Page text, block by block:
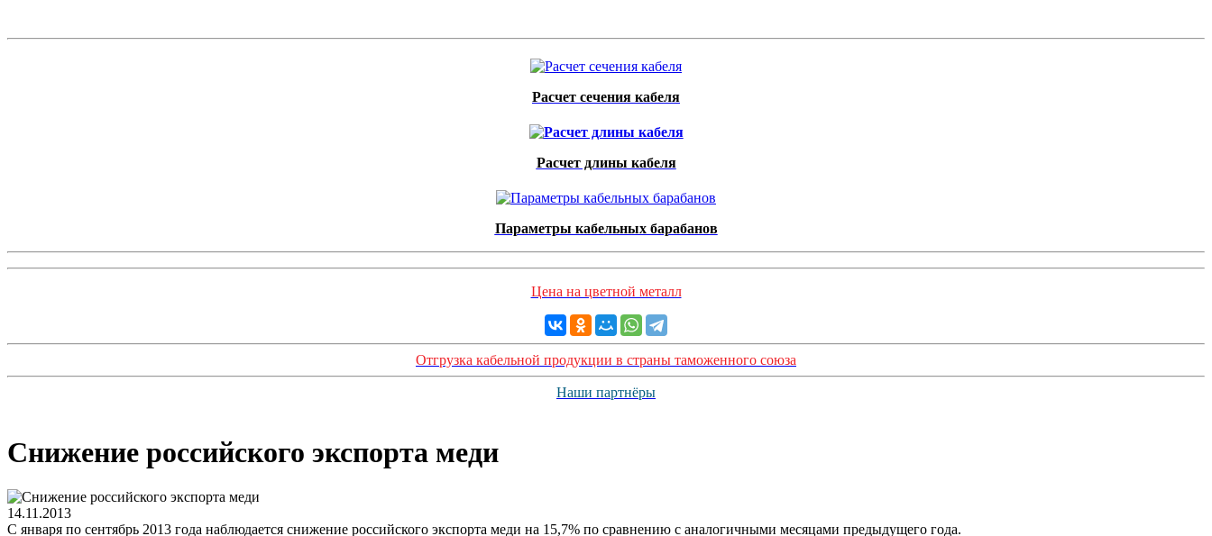
Расчет сечения кабеля
Расчет длины кабеля
Параметры кабельных барабанов
Цена на цветной металл
Отгрузка кабельной продукции в страны таможенного союза
Наши партнёры
Снижение российского экспорта меди
14.11.2013
С января по сентябрь 2013 года наблюдается снижение российского экспорта меди на 15,7% по сравнению с аналогичными месяцами предыдущего года.